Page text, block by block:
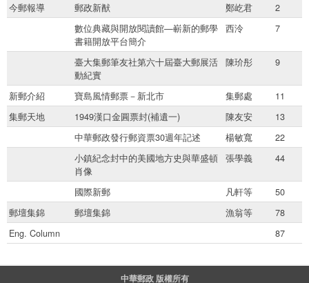
今郵報導 郵政新猷 鄭屹君
2
數位典藏與開放閱讀館—嶄新的郵學
書籍開放平台簡介
西泠 7
臺大集郵筆友社第六十屆臺大郵展活
動紀實
陳玠彤 9
新郵介紹 寶島風情郵票－新北市 集郵處
11
集郵天地
1949漢口金圓票封(補遺一) 陳友安
13
中華郵政發行郵資票30週年記述
楊敏寬
22
小鎮紀念封中的美國地方史與華盛頓
肖像
張學義 44
國際新郵 凡軒等
50
郵壇集錦
郵壇集錦 漁翁等
78
Eng. Column
87
中華郵政 版權所有